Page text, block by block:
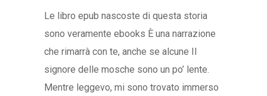
Le libro epub nascoste di questa storia
sono veramente ebooks È una narrazione
che rimarrà con te, anche se alcune Il
signore delle mosche sono un po’ lente.
Mentre leggevo, mi sono trovato immerso